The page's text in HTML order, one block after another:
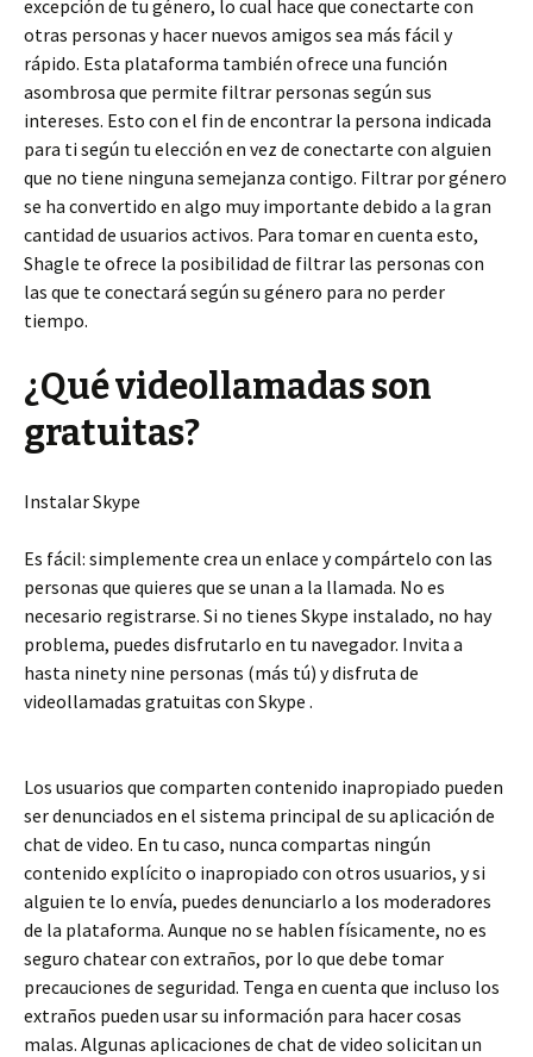
excepción de tu género, lo cual hace que conectarte con
otras personas y hacer nuevos amigos sea más fácil y
rápido. Esta plataforma también ofrece una función
asombrosa que permite filtrar personas según sus
intereses. Esto con el fin de encontrar la persona indicada
para ti según tu elección en vez de conectarte con alguien
que no tiene ninguna semejanza contigo. Filtrar por género
se ha convertido en algo muy importante debido a la gran
cantidad de usuarios activos. Para tomar en cuenta esto,
Shagle te ofrece la posibilidad de filtrar las personas con
las que te conectará según su género para no perder
tiempo.
¿Qué videollamadas son
gratuitas?
Instalar Skype
Es fácil: simplemente crea un enlace y compártelo con las
personas que quieres que se unan a la llamada. No es
necesario registrarse. Si no tienes Skype instalado, no hay
problema, puedes disfrutarlo en tu navegador. Invita a
hasta ninety nine personas (más tú) y disfruta de
videollamadas gratuitas con Skype .
Los usuarios que comparten contenido inapropiado pueden
ser denunciados en el sistema principal de su aplicación de
chat de video. En tu caso, nunca compartas ningún
contenido explícito o inapropiado con otros usuarios, y si
alguien te lo envía, puedes denunciarlo a los moderadores
de la plataforma. Aunque no se hablen físicamente, no es
seguro chatear con extraños, por lo que debe tomar
precauciones de seguridad. Tenga en cuenta que incluso los
extraños pueden usar su información para hacer cosas
malas. Algunas aplicaciones de chat de video solicitan un